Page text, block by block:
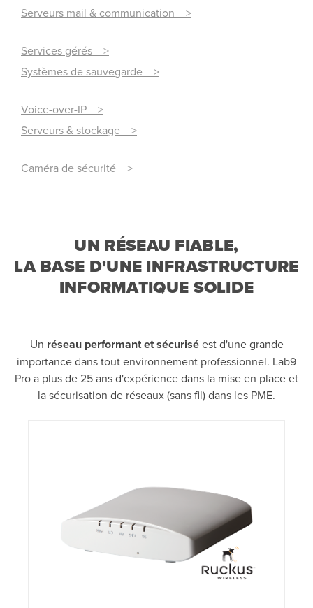
Serveurs mail & communication >
Services gérés >
Systèmes de sauvegarde >
Voice-over-IP >
Serveurs & stockage >
Caméra de sécurité >
UN RÉSEAU FIABLE,
LA BASE D'UNE INFRASTRUCTURE
INFORMATIQUE SOLIDE
Un réseau performant et sécuriséest d'une grande
importance dans tout environnement professionnel. Lab9
Pro a plus de 25 ans d'expérience dans la mise en place et
la sécurisation de réseaux (sans fil) dans les PME.